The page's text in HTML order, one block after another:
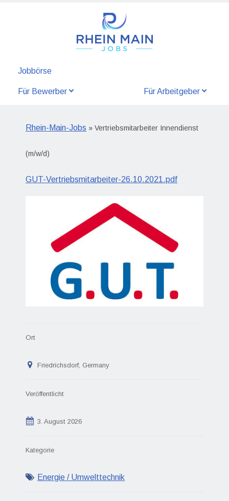
Jobbörse
Für Bewerber Für Arbeitgeber
Rhein-Main-Jobs » Vertriebsmitarbeiter Innendienst
(m/w/d)
GUT-Vertriebsmitarbeiter-26.10.2021.pdf
Ort
Friedrichsdorf, Germany
Veröffentlicht
3. August 2026
Kategorie
Energie / Umwelttechnik